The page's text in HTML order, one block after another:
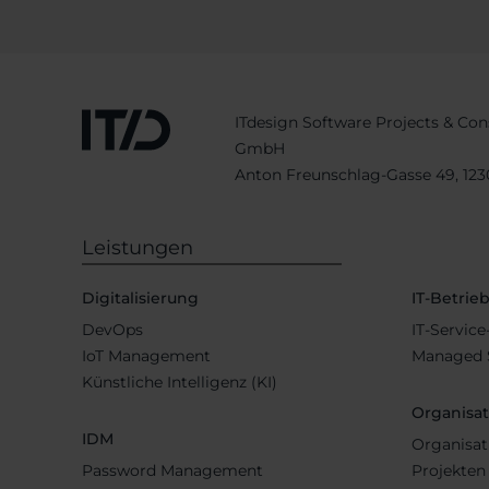
ITdesign Software Projects &
GmbH
Anton Freunschlag-Gasse 49,
Leistungen
Digitalisierung
DevOps
IoT Management
Künstliche Intelligenz (KI)
IDM
Password Management
IT-Betrieb
IT-
Managed
Projekten